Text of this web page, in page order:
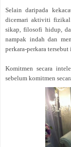
Selain daripada
dicemari aktiviti fizikal
sikap, filosofi hidup,
nampak indah dan
perkara-perkara
Komitmen secara
sebelum komitmen